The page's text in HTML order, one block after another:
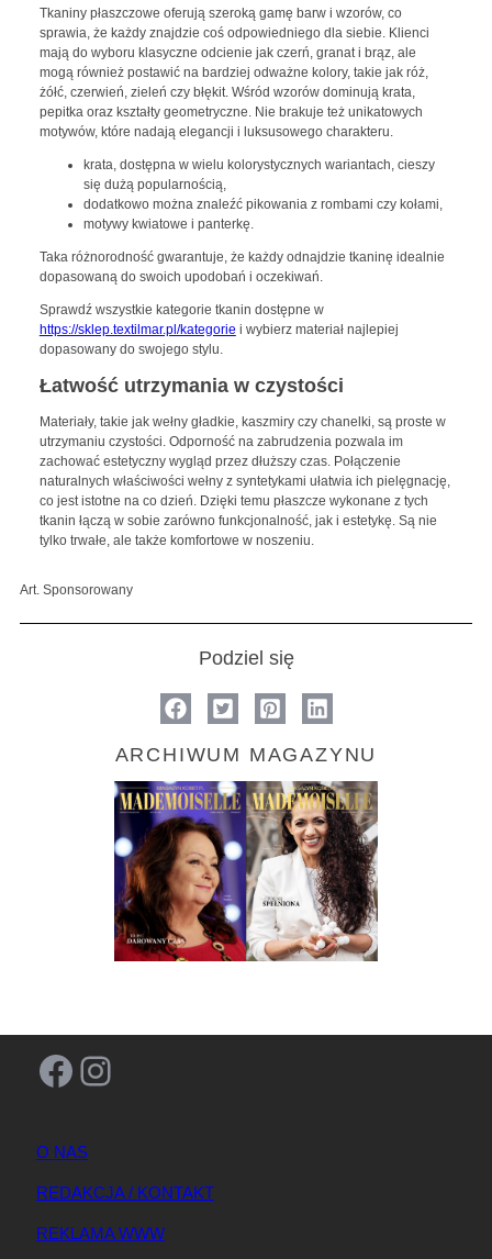
Tkaniny płaszczowe oferują szeroką gamę barw i wzorów, co
sprawia, że każdy znajdzie coś odpowiedniego dla siebie. Klienci
mają do wyboru klasyczne odcienie jak czerń, granat i brąz, ale
mogą również postawić na bardziej odważne kolory, takie jak róż,
żółć, czerwień, zieleń czy błękit. Wśród wzorów dominują krata,
pepitka oraz kształty geometryczne. Nie brakuje też unikatowych
motywów, które nadają elegancji i luksusowego charakteru.
krata, dostępna w wielu kolorystycznych wariantach, cieszy
się dużą popularnością,
dodatkowo można znaleźć pikowania z rombami czy kołami,
motywy kwiatowe i panterkę.
Taka różnorodność gwarantuje, że każdy odnajdzie tkaninę idealnie
dopasowaną do swoich upodobań i oczekiwań.
Sprawdź wszystkie kategorie tkanin dostępne w
https://sklep.textilmar.pl/kategorie i wybierz materiał najlepiej
dopasowany do swojego stylu.
Łatwość utrzymania w czystości
Materiały, takie jak wełny gładkie, kaszmiry czy chanelki, są proste w
utrzymaniu czystości. Odporność na zabrudzenia pozwala im
zachować estetyczny wygląd przez dłuższy czas. Połączenie
naturalnych właściwości wełny z syntetykami ułatwia ich pielęgnację,
co jest istotne na co dzień. Dzięki temu płaszcze wykonane z tych
tkanin łączą w sobie zarówno funkcjonalność, jak i estetykę. Są nie
tylko trwałe, ale także komfortowe w noszeniu.
Art. Sponsorowany
Podziel się
ARCHIWUM MAGAZYNU
Facebook Instagram
O NAS
REDAKCJA / KONTAKT
REKLAMA WWW